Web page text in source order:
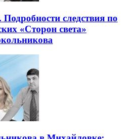
следствия по
«Сторон света»